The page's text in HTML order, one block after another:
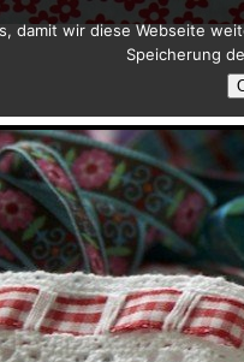
damit wir diese Webseite
Speicherung